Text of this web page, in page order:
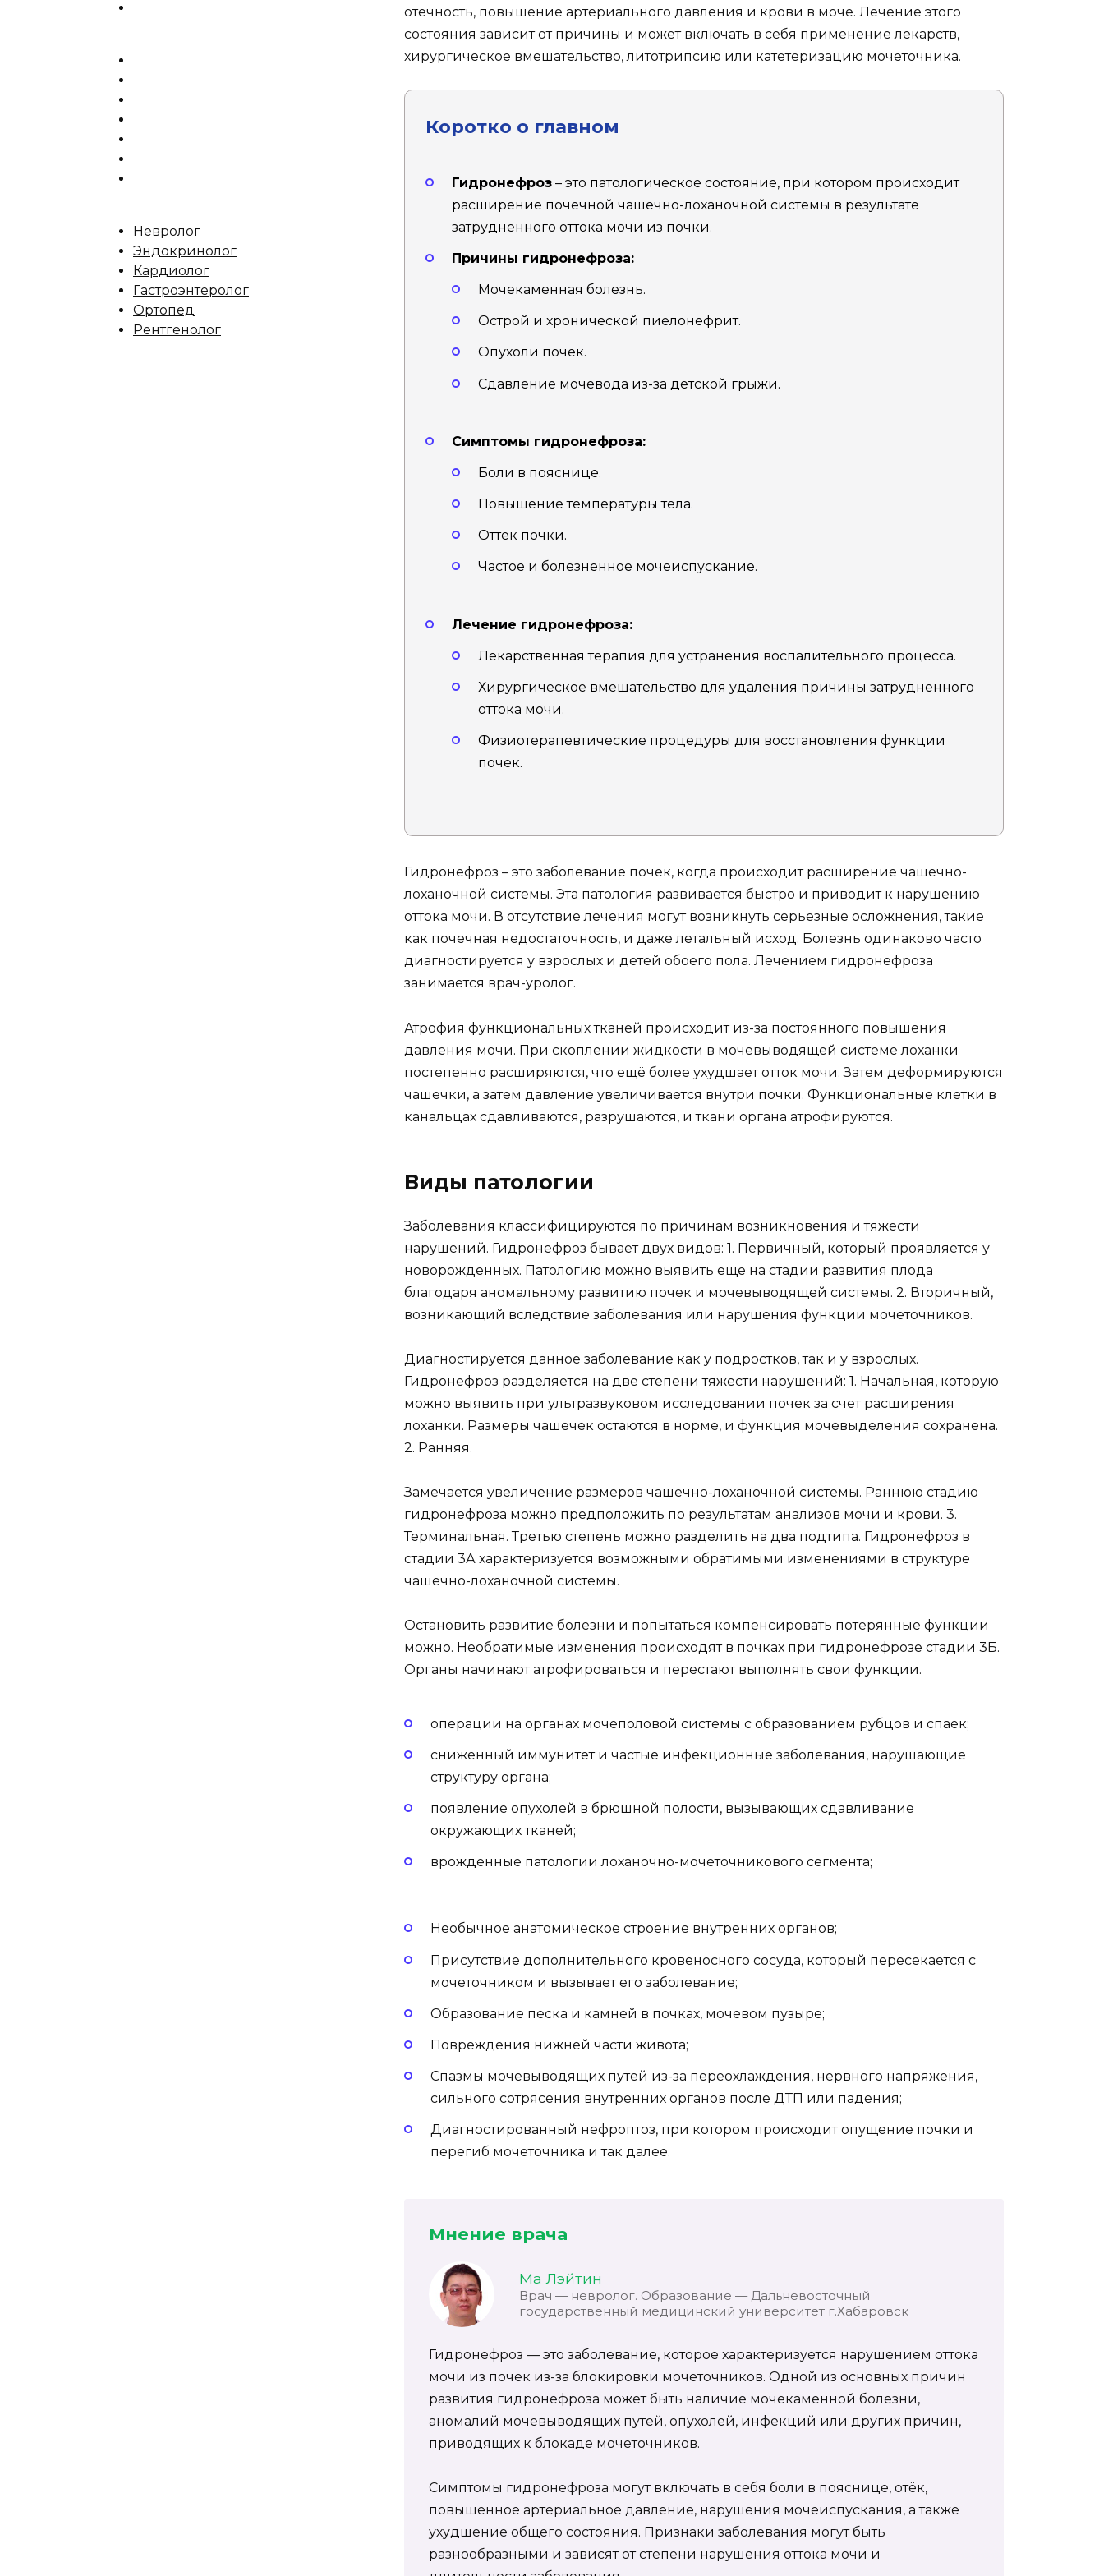
отечность, повышение артериального давления и крови в моче. Лечение этого
состояния зависит от причины и может включать в себя применение лекарств,
хирургическое вмешательство, литотрипсию или катетеризацию мочеточника.
Коротко о главном
Гидронефроз – это патологическое состояние, при котором происходит
расширение почечной чашечно-лоханочной системы в результате
затрудненного оттока мочи из почки.
Причины гидронефроза:
Мочекаменная болезнь.
Острой и хронической пиелонефрит.
Опухоли почек.
Сдавление мочевода из-за детской грыжи.
Симптомы гидронефроза:
Боли в пояснице.
Повышение температуры тела.
Оттек почки.
Частое и болезненное мочеиспускание.
Лечение гидронефроза:
Лекарственная терапия для устранения воспалительного процесса.
Хирургическое вмешательство для удаления причины затрудненного
оттока мочи.
Физиотерапевтические процедуры для восстановления функции
почек.
Гидронефроз – это заболевание почек, когда происходит расширение чашечно-
лоханочной системы. Эта патология развивается быстро и приводит к нарушению
оттока мочи. В отсутствие лечения могут возникнуть серьезные осложнения, такие
как почечная недостаточность, и даже летальный исход. Болезнь одинаково часто
диагностируется у взрослых и детей обоего пола. Лечением гидронефроза
занимается врач-уролог.
Атрофия функциональных тканей происходит из-за постоянного повышения
давления мочи. При скоплении жидкости в мочевыводящей системе лоханки
постепенно расширяются, что ещё более ухудшает отток мочи. Затем деформируются
чашечки, а затем давление увеличивается внутри почки. Функциональные клетки в
канальцах сдавливаются, разрушаются, и ткани органа атрофируются.
Виды патологии
Заболевания классифицируются по причинам возникновения и тяжести
нарушений. Гидронефроз бывает двух видов: 1. Первичный, который проявляется у
новорожденных. Патологию можно выявить еще на стадии развития плода
благодаря аномальному развитию почек и мочевыводящей системы. 2. Вторичный,
возникающий вследствие заболевания или нарушения функции мочеточников.
Диагностируется данное заболевание как у подростков, так и у взрослых.
Гидронефроз разделяется на две степени тяжести нарушений: 1. Начальная, которую
можно выявить при ультразвуковом исследовании почек за счет расширения
лоханки. Размеры чашечек остаются в норме, и функция мочевыделения сохранена.
2. Ранняя.
Замечается увеличение размеров чашечно-лоханочной системы. Раннюю стадию
гидронефроза можно предположить по результатам анализов мочи и крови. 3.
Терминальная. Третью степень можно разделить на два подтипа. Гидронефроз в
стадии 3А характеризуется возможными обратимыми изменениями в структуре
чашечно-лоханочной системы.
Остановить развитие болезни и попытаться компенсировать потерянные функции
можно. Необратимые изменения происходят в почках при гидронефрозе стадии 3Б.
Органы начинают атрофироваться и перестают выполнять свои функции.
операции на органах мочеполовой системы с образованием рубцов и спаек;
сниженный иммунитет и частые инфекционные заболевания, нарушающие
структуру органа;
появление опухолей в брюшной полости, вызывающих сдавливание
окружающих тканей;
врожденные патологии лоханочно-мочеточникового сегмента;
Необычное анатомическое строение внутренних органов;
Присутствие дополнительного кровеносного сосуда, который пересекается с
мочеточником и вызывает его заболевание;
Образование песка и камней в почках, мочевом пузыре;
Повреждения нижней части живота;
Спазмы мочевыводящих путей из-за переохлаждения, нервного напряжения,
сильного сотрясения внутренних органов после ДТП или падения;
Диагностированный нефроптоз, при котором происходит опущение почки и
перегиб мочеточника и так далее.
Мнение врача
Ма Лэйтин
Врач — невролог. Образование — Дальневосточный
государственный медицинский университет г.Хабаровск
Гидронефроз — это заболевание, которое характеризуется нарушением оттока
мочи из почек из-за блокировки мочеточников. Одной из основных причин
развития гидронефроза может быть наличие мочекаменной болезни,
аномалий мочевыводящих путей, опухолей, инфекций или других причин,
приводящих к блокаде мочеточников.
Симптомы гидронефроза могут включать в себя боли в пояснице, отёк,
повышенное артериальное давление, нарушения мочеиспускания, а также
ухудшение общего состояния. Признаки заболевания могут быть
разнообразными и зависят от степени нарушения оттока мочи и
Невролог
Эндокринолог
Кардиолог
Гастроэнтеролог
Ортопед
Рентгенолог